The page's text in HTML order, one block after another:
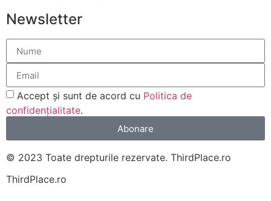
Newsletter
Accept și sunt de acord cu Politica de
confidențialitate.
Abonare
© 2023 Toate drepturile rezervate. ThirdPlace.ro
ThirdPlace.ro